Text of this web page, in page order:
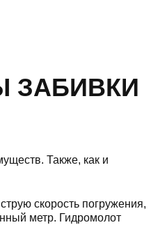
ЗАБИВКИ
Также, как и
скорость погружения,
метр. Гидромолот